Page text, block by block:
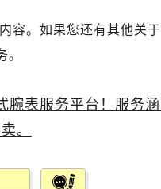
后服务中心（需提前预约
街交汇处欧米茄售后服务
后服务中心（需提前预约）
服务中心（需提前预约）
容。如果您还有其他关
。